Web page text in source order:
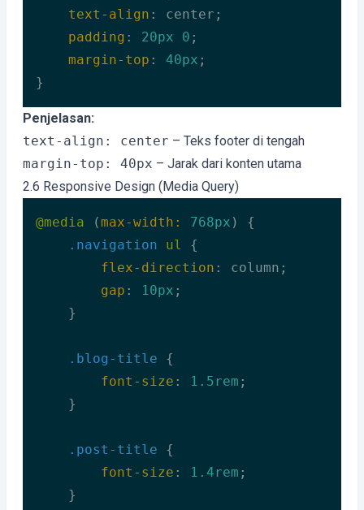
text-align : center;
padding : 20px 0 ;
margin-top : 40px ;
}
Code language:
Penjelasan:
text-align: center – Teks footer di tengah
margin-top: 40px – Jarak dari konten utama
2.6 Responsive Design (Media Query)
@media (max-width: 768px ) {
.navigation
ul
{
flex-direction : column;
gap : 10px ;
    }
.blog-title {
font-size : 1.5rem ;
    }
.post-title {
font-size : 1.4rem ;
    }